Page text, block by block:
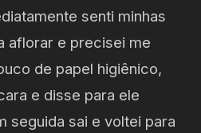
senti minhas
aflorar e precisei me
de papel higiênico,
e disse para ele
seguida sai e voltei para